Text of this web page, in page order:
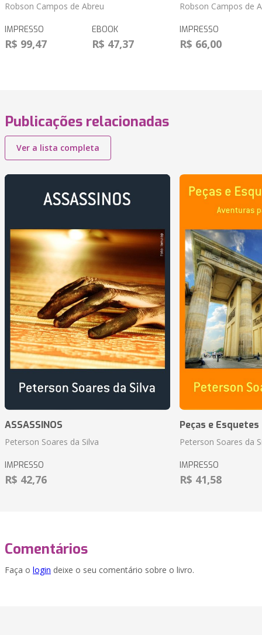
Robson Campos de Abreu
IMPRESSO
R$ 99,47
EBOOK
R$ 47,37
Robson Campos de
IMPRESSO
R$ 66,00
Publicações relacionadas
Ver a lista completa
ASSASSINOS
Peterson Soares da Silva
IMPRESSO
R$ 42,76
Peças e
Peterson Soares da
IMPRESSO
R$ 41,58
Comentários
Faça o login deixe o seu comentário sobre o livro.